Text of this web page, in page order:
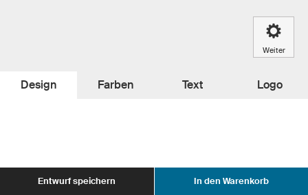
Design Farben Text Logo
Entwurf speichern In den Warenkorb
Weiter